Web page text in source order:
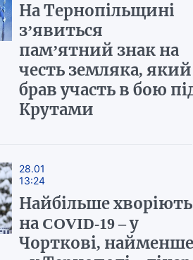
На Тернопільщині
з’явиться
пам’ятний знак на
честь земляка, який
брав участь в бою
Крутами
28.01
13:24
Найбільше хворіють
на COVID-19 – у
Чорткові, найменше